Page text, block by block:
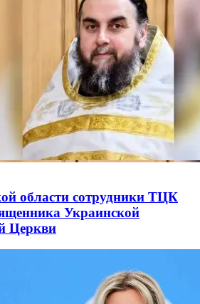
области сотрудники ТЦК
Украинской
Церкви